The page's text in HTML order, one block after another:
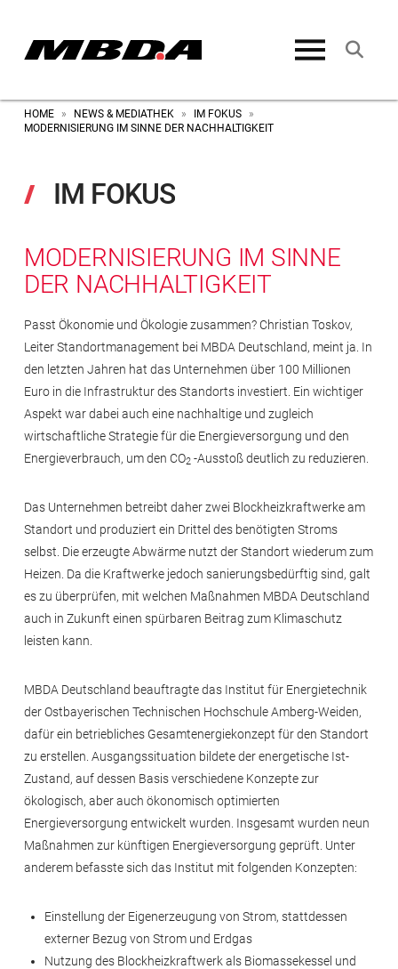
HOME » NEWS & MEDIATHEK » IM FOKUS
»
MODERNISIERUNG IM SINNE DER NACHHALTIGKEIT
IM FOKUS
MODERNISIERUNG IM SINNE
DER NACHHALTIGKEIT
Passt Ökonomie und Ökologie zusammen? Christian Toskov,
Leiter Standortmanagement bei MBDA Deutschland, meint ja. In
den letzten Jahren hat das Unternehmen über 100 Millionen
Euro in die Infrastruktur des Standorts investiert. Ein wichtiger
Aspekt war dabei auch eine nachhaltige und zugleich
wirtschaftliche Strategie für die Energieversorgung und den
Energieverbrauch, um den CO2-Ausstoß deutlich zu reduzieren.
Das Unternehmen betreibt daher zwei Blockheizkraftwerke am
Standort und produziert ein Drittel des benötigten Stroms
selbst. Die erzeugte Abwärme nutzt der Standort wiederum zum
Heizen. Da die Kraftwerke jedoch sanierungsbedürftig sind, galt
es zu überprüfen, mit welchen Maßnahmen MBDA Deutschland
auch in Zukunft einen spürbaren Beitrag zum Klimaschutz
leisten kann.
MBDA Deutschland beauftragte das Institut für Energietechnik
der Ostbayerischen Technischen Hochschule Amberg-Weiden,
dafür ein betriebliches Gesamtenergiekonzept für den Standort
zu erstellen. Ausgangssituation bildete der energetische Ist-
Zustand, auf dessen Basis verschiedene Konzepte zur
ökologisch, aber auch ökonomisch optimierten
Energieversorgung entwickelt wurden. Insgesamt wurden neun
Maßnahmen zur künftigen Energieversorgung geprüft. Unter
anderem befasste sich das Institut mit folgenden Konzepten:
Einstellung der Eigenerzeugung von Strom, stattdessen
externer Bezug von Strom und Erdgas
Nutzung des Blockheizkraftwerk als Biomassekessel und